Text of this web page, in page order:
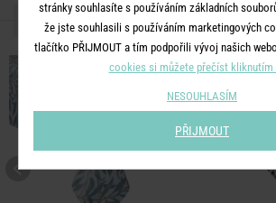
DALŠÍ PRODUKTY ZE
stránky souhlasíte s používáním základních
že jste souhlasili s používáním marketingových
tlačítko PŘIJMOUT a tím podpořili vývoj našich
cookies si můžete přečíst kliknutím
NESOUHLASÍM
PŘIJMOUT